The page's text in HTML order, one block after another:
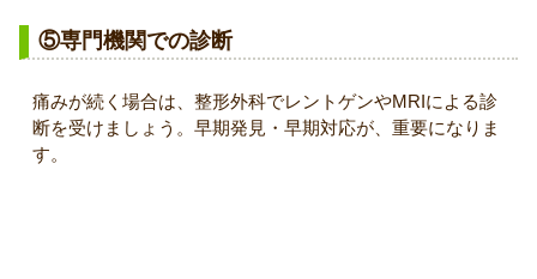
⑤専門機関での診断
痛みが続く場合は、整形外科でレントゲンやMRIによる診
断を受けましょう。早期発見・早期対応が、重要になりま
す。